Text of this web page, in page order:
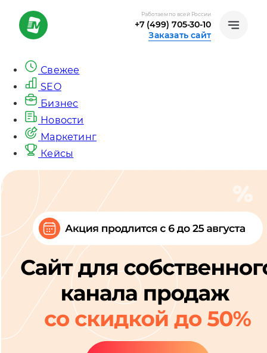
Работаем по всей России
+7 (499) 705-30-10
Заказать сайт
Свежее
SEO
Бизнес
Новости
Маркетинг
Кейсы